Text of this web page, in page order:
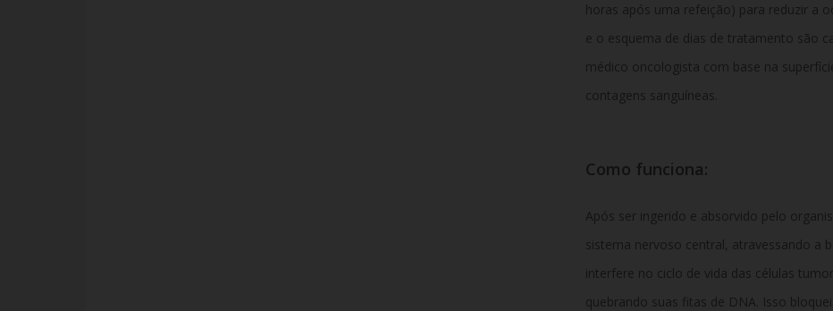
horas após uma refeição) para reduzir a
e o esquema de dias de tratamento são
médico oncologista com base na
contagens sanguíneas.
Como funciona:
Após ser ingerido e absorvido pelo
sistema nervoso central, atravessando a
interfere no ciclo de vida das células
quebrando suas fitas de DNA. Isso